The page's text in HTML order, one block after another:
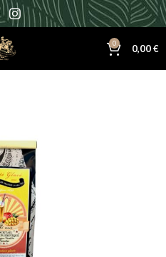
0 0,00€